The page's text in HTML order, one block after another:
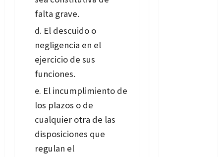
falta grave.
El descuido o
negligencia en el
ejercicio de sus
funciones.
El incumplimiento de
los plazos o de
cualquier otra de las
disposiciones que
regulan el